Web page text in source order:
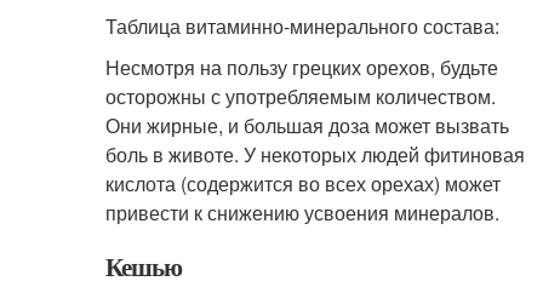
Таблица витаминно-минерального состава:
Несмотря на пользу грецких орехов, будьте
осторожны с употребляемым количеством.
Они жирные, и большая доза может вызвать
боль в животе. У некоторых людей фитиновая
кислота (содержится во всех орехах) может
привести к снижению усвоения минералов.
Кешью